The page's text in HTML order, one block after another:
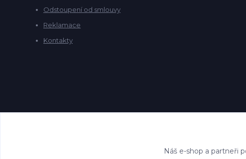
Odstoupení od smlouvy
Reklamace
Kontakty
Náš e-shop a partneři